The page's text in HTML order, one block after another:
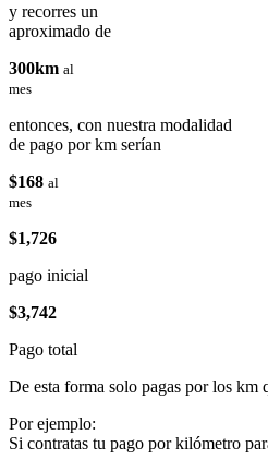
y recorres un
aproximado de
300km al
mes
entonces, con nuestra modalidad
de pago por km serían
$168 al
mes
$1,726
pago inicial
$3,742
Pago total
De esta forma solo pagas por los km
Por ejemplo:
Si contratas tu pago por kilómetro